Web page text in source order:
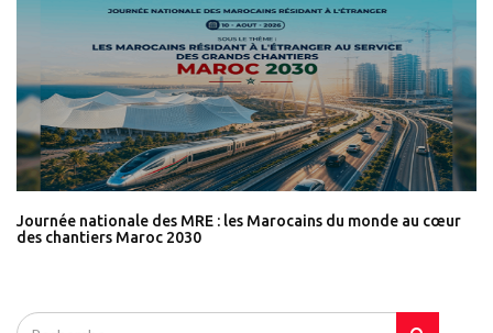
Journée nationale des MRE : les Marocains du monde au cœur
des chantiers Maroc 2030